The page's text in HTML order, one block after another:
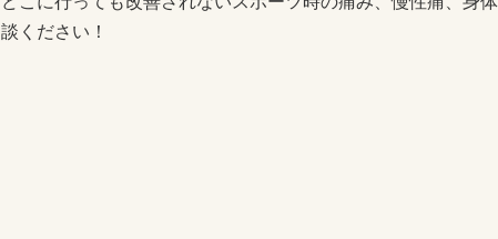
談ください！